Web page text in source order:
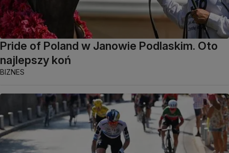
Pride of Poland w Janowie Podlaskim. Oto
najlepszy koń
BIZNES